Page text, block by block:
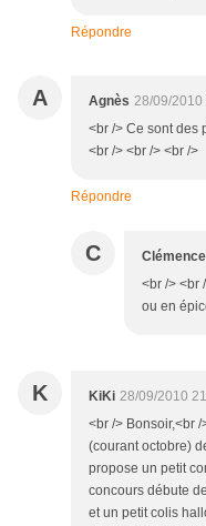
Répondre
A Agnès 28/09/2010
<br /> Ce sont des
<br /> <br /> <br />
Répondre
C Clémence
<br /> <br
ou en
K KiKi 28/09/2010
<br /> Bonsoir,<br
(courant octobre)
propose un petit
concours débute
et un petit colis